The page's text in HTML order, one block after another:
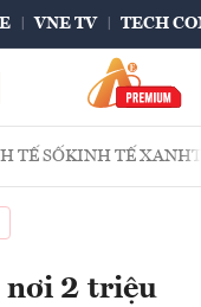
VNE TV TECH
TẾ SỐKINH TẾ XANH
nơi 2 triệu